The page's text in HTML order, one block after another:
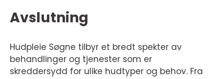
Avslutning
Hudpleie Søgne tilbyr et bredt spekter av
behandlinger og tjenester som er
skreddersydd for ulike hudtyper og behov. Fra